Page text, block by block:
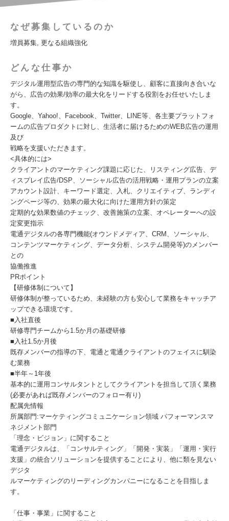
なぜ募集しているのか
増員募集, 更なる組織強化
どんな仕事か
デジタル運用型広告の専門的な知識を駆使し、顧客に直接向き合いな
がら、広告の効果/効率の最大化をリードする役割をお任せいたしま
す。
Google、Yahoo!、Facebook、Twitter、LINE等、各主要プラットフォ
ームの広告プロダクトに対し、生活者に届けるためのWEB広告の運用
及び
戦略を支援いただきます。
<具体的には>
クライアントのマーケティング課題に応じた、リスティング広告、デ
ィスプレイ広告/DSP、ソーシャル広告の活用戦略・運用プランの立案
アカウント設計、キーワード選定、入札、クリエイティブ、ランディ
ングページ等の、効果の最大化に向けた運用方針の策定
定期的な効果数値のチェック、改善施策の立案、オペレーターへの設
定変更指示
電通デジタルの各専門機能(オウンドメディア、CRM、ソーシャル、
コンテンツマーケティング、データ分析、システム開発等)のメンバー
との
協働推進
PRポイント
【研修体制について】
研修体制が整っているため、未経験の方も安心して業務をキャッチア
ップできる環境です。
■入社直後
研修専門チームから1.5か月の基礎研修
■入社1.5か月後
既存メンバーの指導の下、電通と電通クライアントのフェイスに馴染
む業務
■半年～1年後
基本的に運用コンサルタントとしてクライアントを担当して頂く業務
(必要があれば既存メンバーのフォロー有り)
配属先情報
所属部門:マーケティングコミュニケーション領域 パフォーマンスマ
ネジメント部門
「理念・ビジョン」に関すること
電通デジタルは、「コンサルティング」「開発・実装」「運用・実行
支援」の統合ソリューションを提供することにより、他に類を見ない
デジタ
ルマーケティングのリーディングカンパニーになることを目指しま
す。
「仕事・事業」に関すること